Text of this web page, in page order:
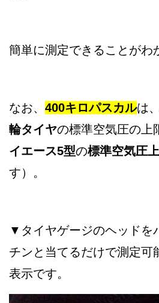
簡単に測定できることがわ
なお、 400キロパスカルは
輪タイヤの標準空気圧の上
イエース5型の標準空気圧
す）。
▼タイヤゲージのヘッドを
チンと当てるだけで測定可
表示です。